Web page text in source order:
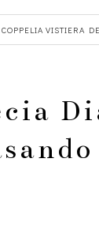
COPPELIA VISTIERA